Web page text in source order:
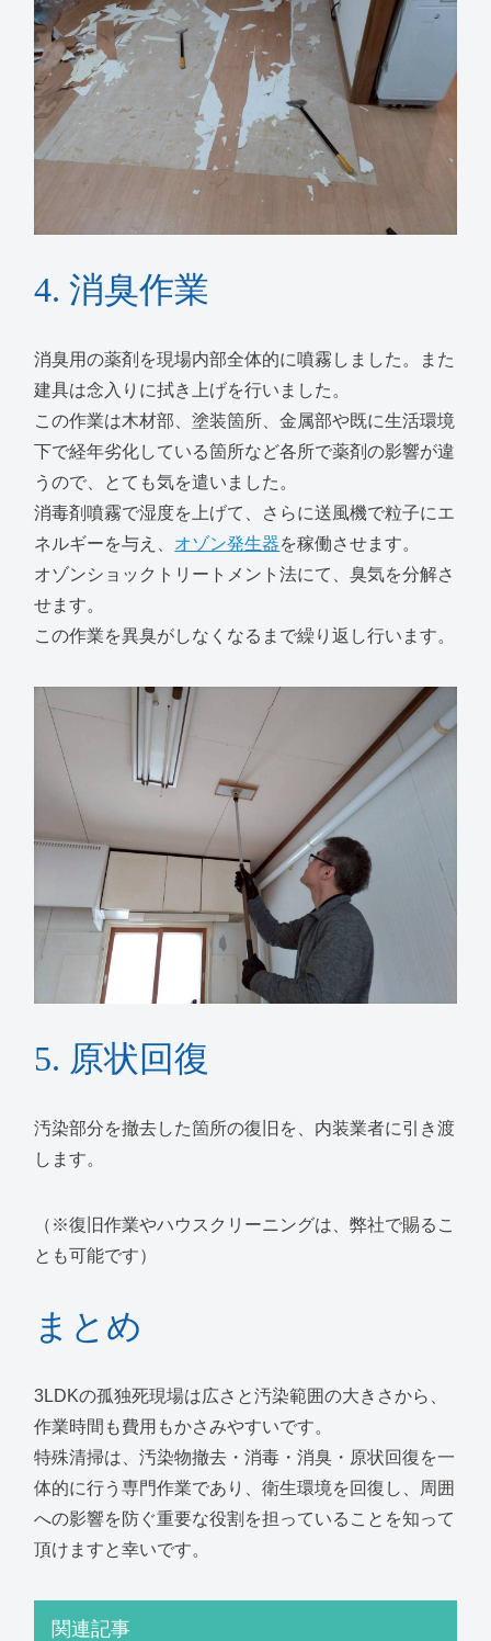
4. 消臭作業
消臭用の薬剤を現場内部全体的に噴霧しました。また
建具は念入りに拭き上げを行いました。
この作業は木材部、塗装箇所、金属部や既に生活環境
下で経年劣化している箇所など各所で薬剤の影響が違
うので、とても気を遣いました。
消毒剤噴霧で湿度を上げて、さらに送風機で粒子にエ
ネルギーを与え、 オゾン発生器を稼働させます。
オゾンショックトリートメント法にて、臭気を分解さ
せます。
この作業を異臭がしなくなるまで繰り返し行います。
5. 原状回復
汚染部分を撤去した箇所の復旧を、内装業者に引き渡
します。
（※復旧作業やハウスクリーニングは、弊社で賜るこ
とも可能です）
まとめ
3LDKの孤独死現場は広さと汚染範囲の大きさから、
作業時間も費用もかさみやすいです。
特殊清掃は、汚染物撤去・消毒・消臭・原状回復を一
体的に行う専門作業であり、衛生環境を回復し、周囲
への影響を防ぐ重要な役割を担っていることを知って
頂けますと幸いです。
関連記事